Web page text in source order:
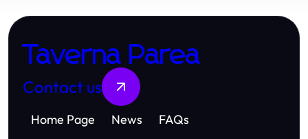
Taverna Parea
Contact us
Home Page News
FAQs